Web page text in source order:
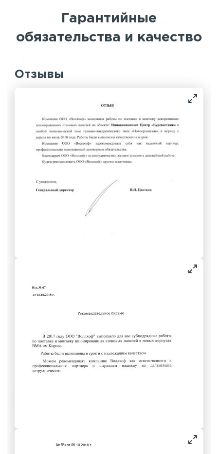
Гарантийные
обязательства и качество
Отзывы